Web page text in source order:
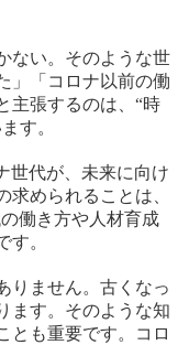
ない。そのような世
」「コロナ以前の働
主張するのは、“時
す。
世代が、未来に向け
められることは、
働き方や人材育成
す。
りません。古くなっ
ます。そのような知
とも重要です。コロ